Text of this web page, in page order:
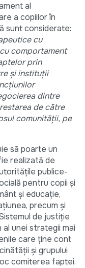
al
a copiilor în
sunt considerate:
cu
comportament
prin
şi instituţii
dintre
de către
comunităţii, pe
să poarte un
realizată de
publice-
pentru copii şi
şi educaţie,
precum şi
de justiţie
unei strategii mai
care ţine cont
şi grupului
comiterea faptei.